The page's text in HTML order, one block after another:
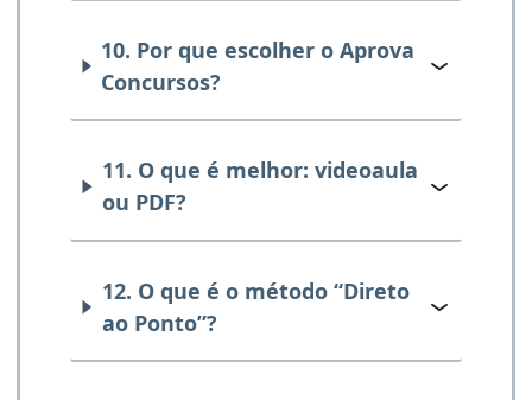
10. Por que escolher o Aprova
Concursos?
11. O que é melhor: videoaula
ou PDF?
12. O que é o método “Direto
ao Ponto”?